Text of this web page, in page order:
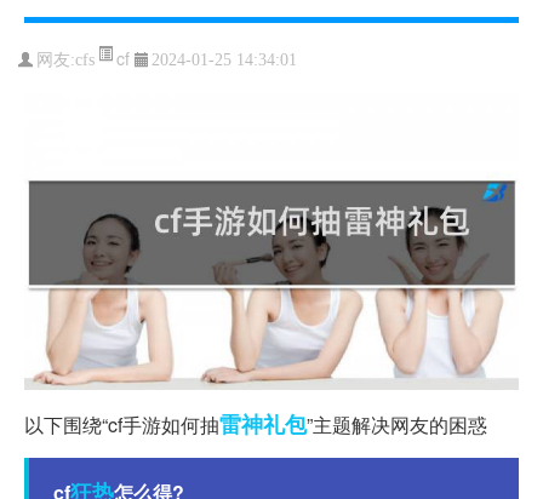
网友:cfs cf 2024-01-25 14:34:01
以下围绕“cf手游如何抽雷神礼包”主题解决网友的困惑
cf狂热怎么得?